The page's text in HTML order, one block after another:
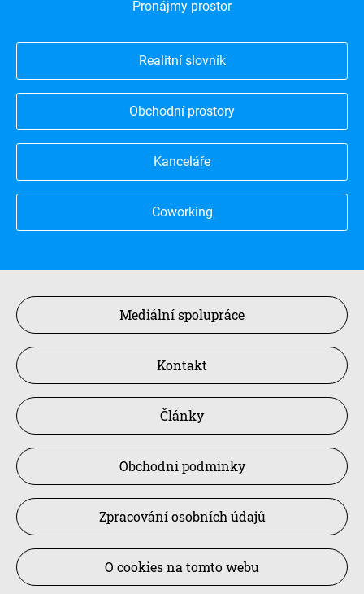
Pronájmy prostor
Realitní slovník
Obchodní prostory
Kanceláře
Coworking
Mediální spolupráce
Kontakt
Články
Obchodní podmínky
Zpracování osobních údajů
O cookies na tomto webu